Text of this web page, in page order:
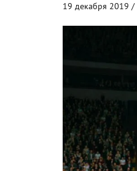
19 декабря 2019 /